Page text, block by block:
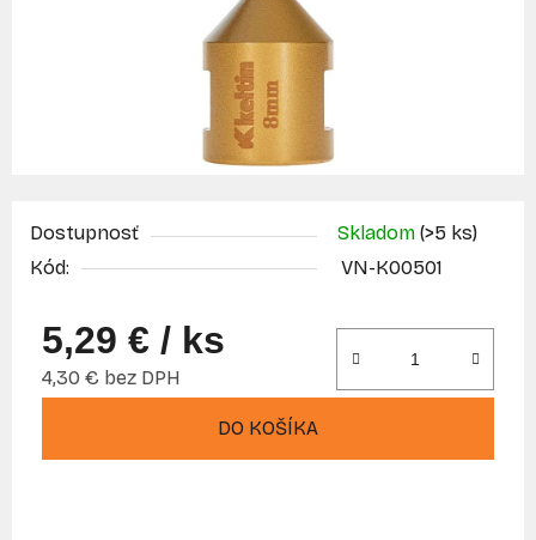
Dostupnosť Skladom (>5 ks)
Kód:
VN-K00501
5,29 € / ks
4,30 € bez DPH
DO KOŠÍKA